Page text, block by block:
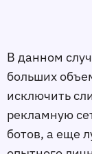
В данном
больших
исключить
рекламную
ботов, а еще